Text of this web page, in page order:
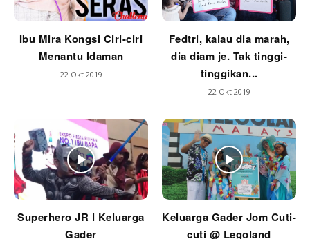
Ibu Mira Kongsi Ciri-ciri
Menantu Idaman
22 Okt 2019
Fedtri, kalau dia marah,
dia diam je. Tak tinggi-
tinggikan...
22 Okt 2019
Superhero JR l Keluarga
Gader
Keluarga Gader Jom Cuti-
cuti @ Legoland